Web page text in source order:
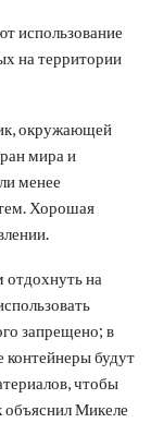
использование
на территории
окружающей
мира и
менее
Хорошая
отдохнуть на
запрещено; в
контейнеры будут
чтобы
объяснил Микеле